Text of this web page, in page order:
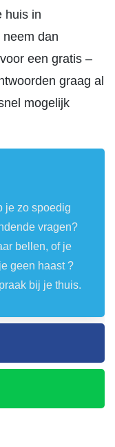
huis in
dan
een gratis –
graag al
mogelijk
je zo spoedig
vragen?
bellen, of je
geen haast ?
bij je thuis.